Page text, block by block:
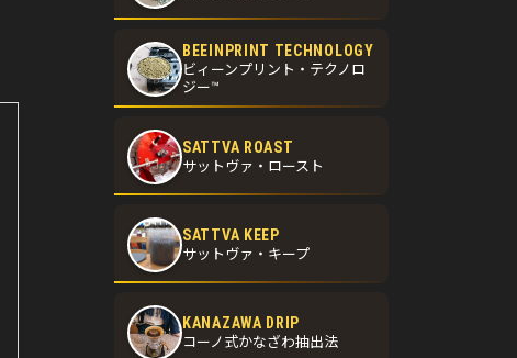
BEEINPRINT TECHNOLOGY
ビィーンプリント・テクノロ
ジー™
SATTVA ROAST
サットヴァ・ロースト
SATTVA KEEP
サットヴァ・キープ
KANAZAWA DRIP
コーノ式かなざわ抽出法